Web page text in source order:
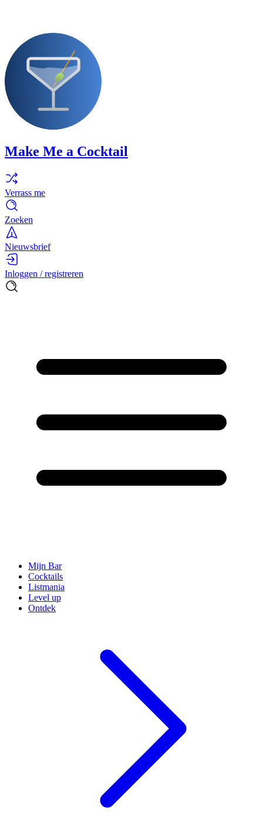
Make Me a Cocktail
Verrass me
Zoeken
Nieuwsbrief
Inloggen / registreren
Mijn Bar
Cocktails
Listmania
Level up
Ontdek